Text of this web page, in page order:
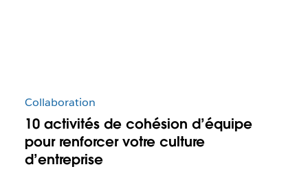
Collaboration
10 activités de cohésion d’équipe
pour renforcer votre culture
d’entreprise